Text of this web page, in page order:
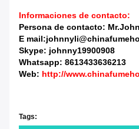
Informaciones de contacto:
Persona de contacto:
E
Skype: johnny19900908
Whatsapp: 8613433636213
Web: http://
Tags: